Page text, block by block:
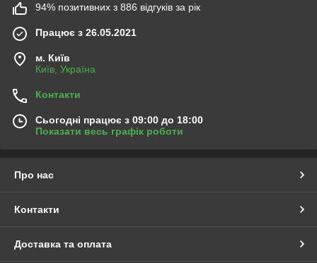
94% позитивних з 886 відгуків за рік
Працює з 26.05.2021
м. Київ
Київ, Україна
Контакти
Сьогодні працює з 09:00 до 18:00
Показати весь графік роботи
Про нас
Контакти
Доставка та оплата